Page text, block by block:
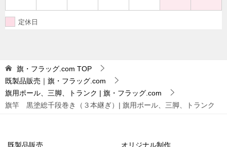
定休日
旗・フラッグ.com TOP
既製品販売｜旗・フラッグ.com
旗用ポール、三脚、トランク | 旗・フラッグ.com
旗竿 黒塗総千段巻き（３本継ぎ）| 旗用ポール、三脚、トランク
既製品販売 オリジナル制作